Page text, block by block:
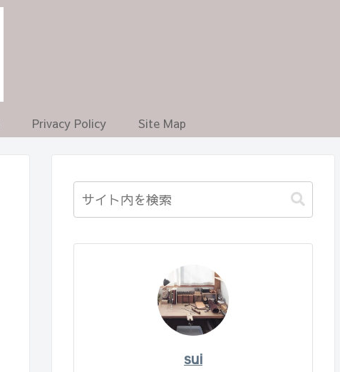
Privacy Policy Site Map
sui